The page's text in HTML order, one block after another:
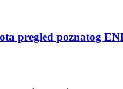
pregled poznatog